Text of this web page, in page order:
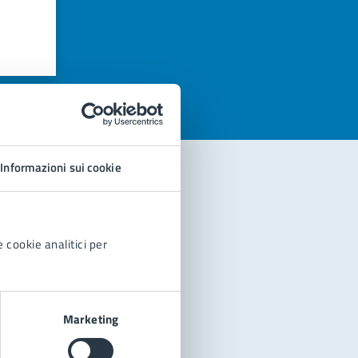
Informazioni sui cookie
cookie analitici per
Marketing